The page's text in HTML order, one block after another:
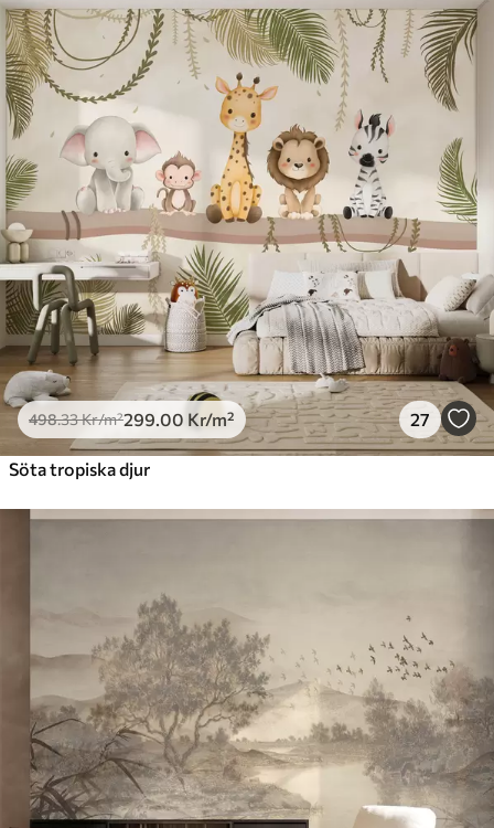
498.33Kr/m²299 .00 Kr/m² 27
Söta tropiska djur